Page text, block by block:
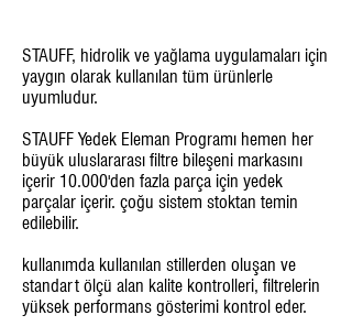
STAUFF, hidrolik ve yağlama uygulamaları için
yaygın olarak kullanılan tüm ürünlerle
uyumludur.
STAUFF Yedek Eleman Programı hemen her
büyük uluslararası filtre bileşeni markasını
içerir 10.000'den fazla parça için yedek
parçalar içerir. çoğu sistem stoktan temin
edilebilir.
kullanımda kullanılan stillerden oluşan ve
standart ölçü alan kalite kontrolleri, filtrelerin
yüksek performans gösterimi kontrol eder.